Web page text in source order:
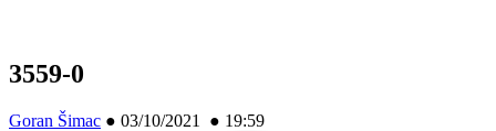
3559-0
Goran Šimac ● 03/10/2021 ● 19:59